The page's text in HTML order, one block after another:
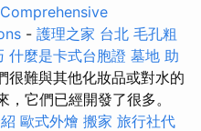
Comprehensive
- 護理之家 台北 毛孔粗
什麼是卡式台胞證 墓地 助
很難與其他化妝品或對水的
它們已經開發了很多。
歐式外燴 搬家 旅行社代